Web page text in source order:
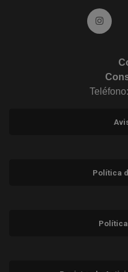
Ir a
Teléfono:
Política